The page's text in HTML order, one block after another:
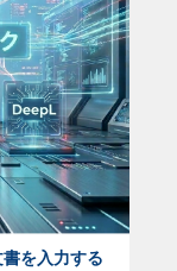
を入力する